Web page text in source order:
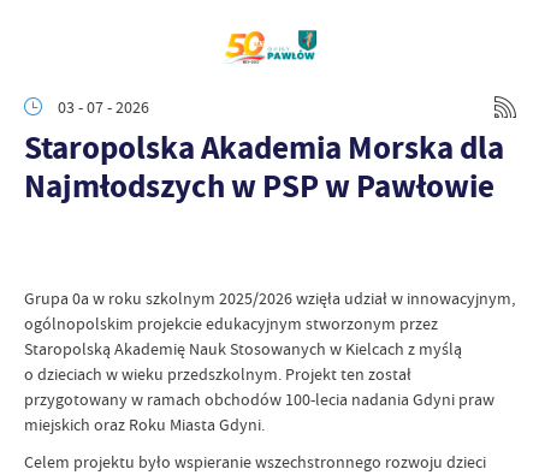
03 - 07 - 2026
Staropolska Akademia Morska dla
Najmłodszych w PSP w Pawłowie
Grupa 0a w roku szkolnym 2025/2026 wzięła udział w innowacyjnym,
ogólnopolskim projekcie edukacyjnym stworzonym przez
Staropolską Akademię Nauk Stosowanych w Kielcach z myślą
o dzieciach w wieku przedszkolnym. Projekt ten został
przygotowany w ramach obchodów 100-lecia nadania Gdyni praw
miejskich oraz Roku Miasta Gdyni.
Celem projektu było wspieranie wszechstronnego rozwoju dzieci